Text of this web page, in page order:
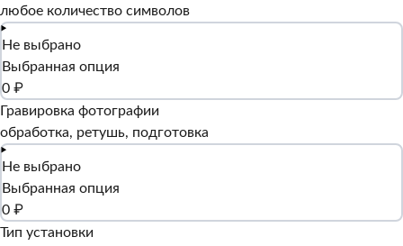
любое количество символов
Не выбрано
Выбранная опция
0 ₽
Гравировка фотографии
обработка, ретушь, подготовка
Не выбрано
Выбранная опция
0 ₽
Тип установки